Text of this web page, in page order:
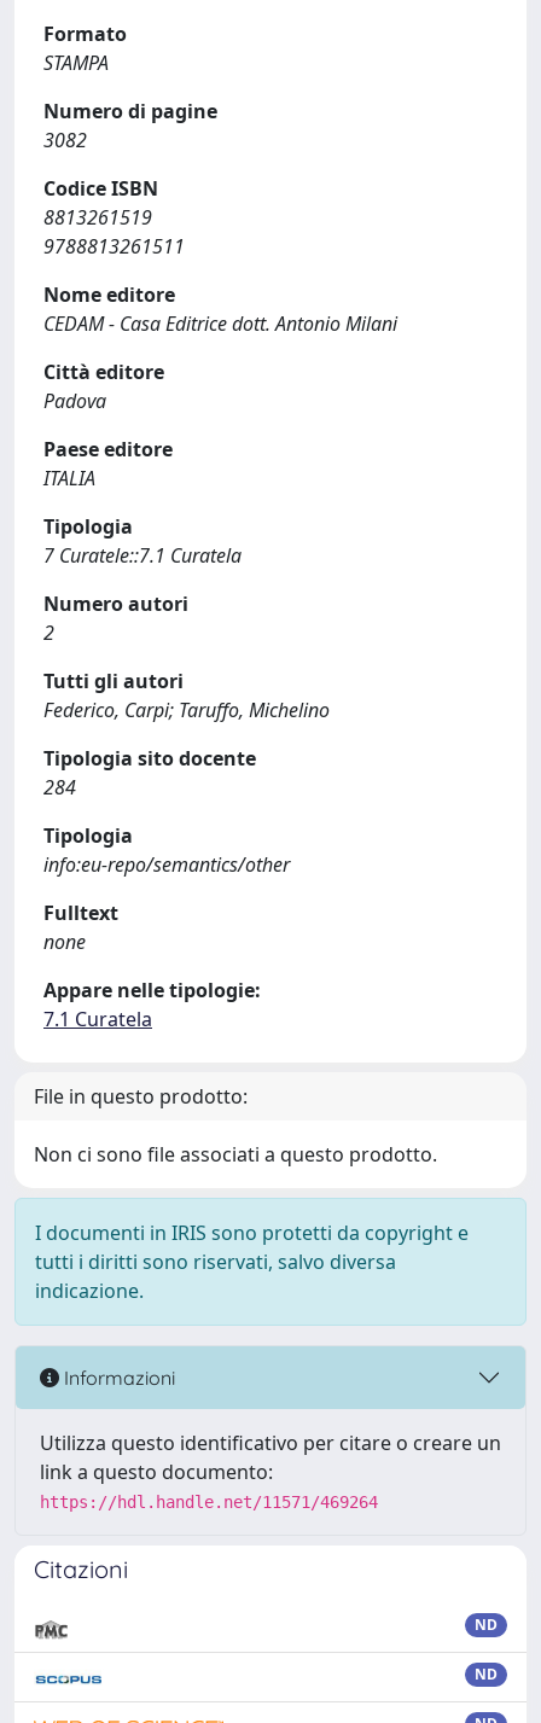
Formato
STAMPA
Numero di pagine
3082
Codice ISBN
8813261519
9788813261511
Nome editore
CEDAM - Casa Editrice dott. Antonio Milani
Città editore
Padova
Paese editore
ITALIA
Tipologia
7 Curatele::7.1 Curatela
Numero autori
2
Tutti gli autori
Federico, Carpi; Taruffo, Michelino
Tipologia sito docente
284
Tipologia
info:eu-repo/semantics/other
Fulltext
none
Appare nelle tipologie:
7.1 Curatela
File in questo prodotto:
Non ci sono file associati a questo prodotto.
I documenti in IRIS sono protetti da copyright e
tutti i diritti sono riservati, salvo diversa
indicazione.
Informazioni
Utilizza questo identificativo per citare o creare un
link a questo documento:
https://hdl.handle.net/11571/469264
Citazioni
ND
ND